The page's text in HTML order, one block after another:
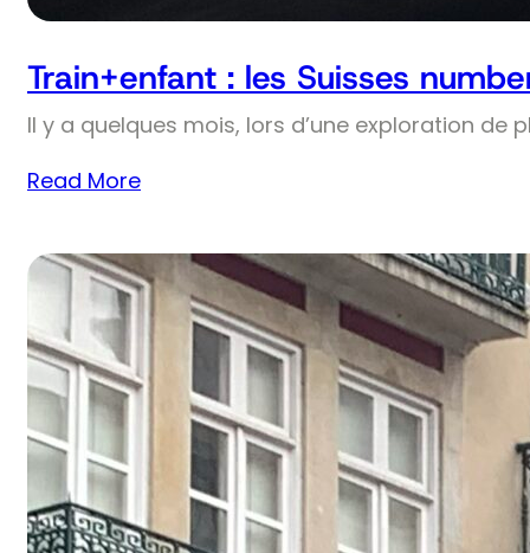
Train+enfant : les Suisses
Il y a quelques mois, lors d’une exploration de
Read More